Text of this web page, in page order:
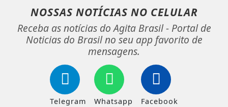
NOSSAS NOTÍCIAS NO CELULAR
Receba as notícias do Agita Brasil - Portal de
Noticias do Brasil no seu app favorito de
mensagens.
Telegram Whatsapp Facebook